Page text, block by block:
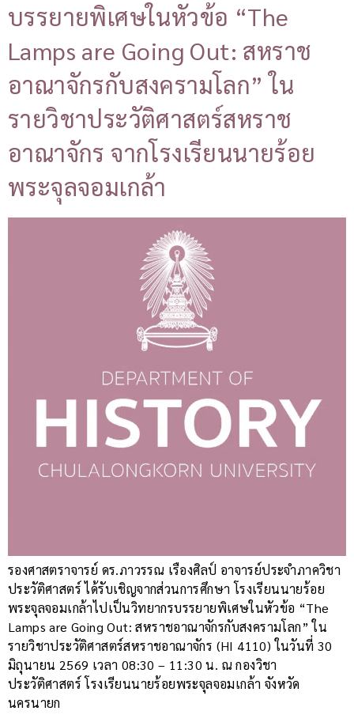
บรรยายพิเศษในหัวข้อ “The
Lamps are Going Out: สหราช
อาณาจักรกับสงครามโลก” ใน
รายวิชาประวัติศาสตร์สหราช
อาณาจักร จากโรงเรียนนายร้อย
พระจุลจอมเกล้า
รองศาสตราจารย์ ดร.ภาวรรณ เรืองศิลป์ อาจารย์ประจำภาควิชา
ประวัติศาสตร์ ได้รับเชิญจากส่วนการศึกษา โรงเรียนนายร้อย
พระจุลจอมเกล้าไปเป็นวิทยากรบรรยายพิเศษในหัวข้อ “The
Lamps are Going Out: สหราชอาณาจักรกับสงครามโลก” ใน
รายวิชาประวัติศาสตร์สหราชอาณาจักร (HI 4110) ในวันที่ 30
มิถุนายน 2569 เวลา 08:30 – 11:30 น. ณ กองวิชา
ประวัติศาสตร์ โรงเรียนนายร้อยพระจุลจอมเกล้า จังหวัด
นครนายก